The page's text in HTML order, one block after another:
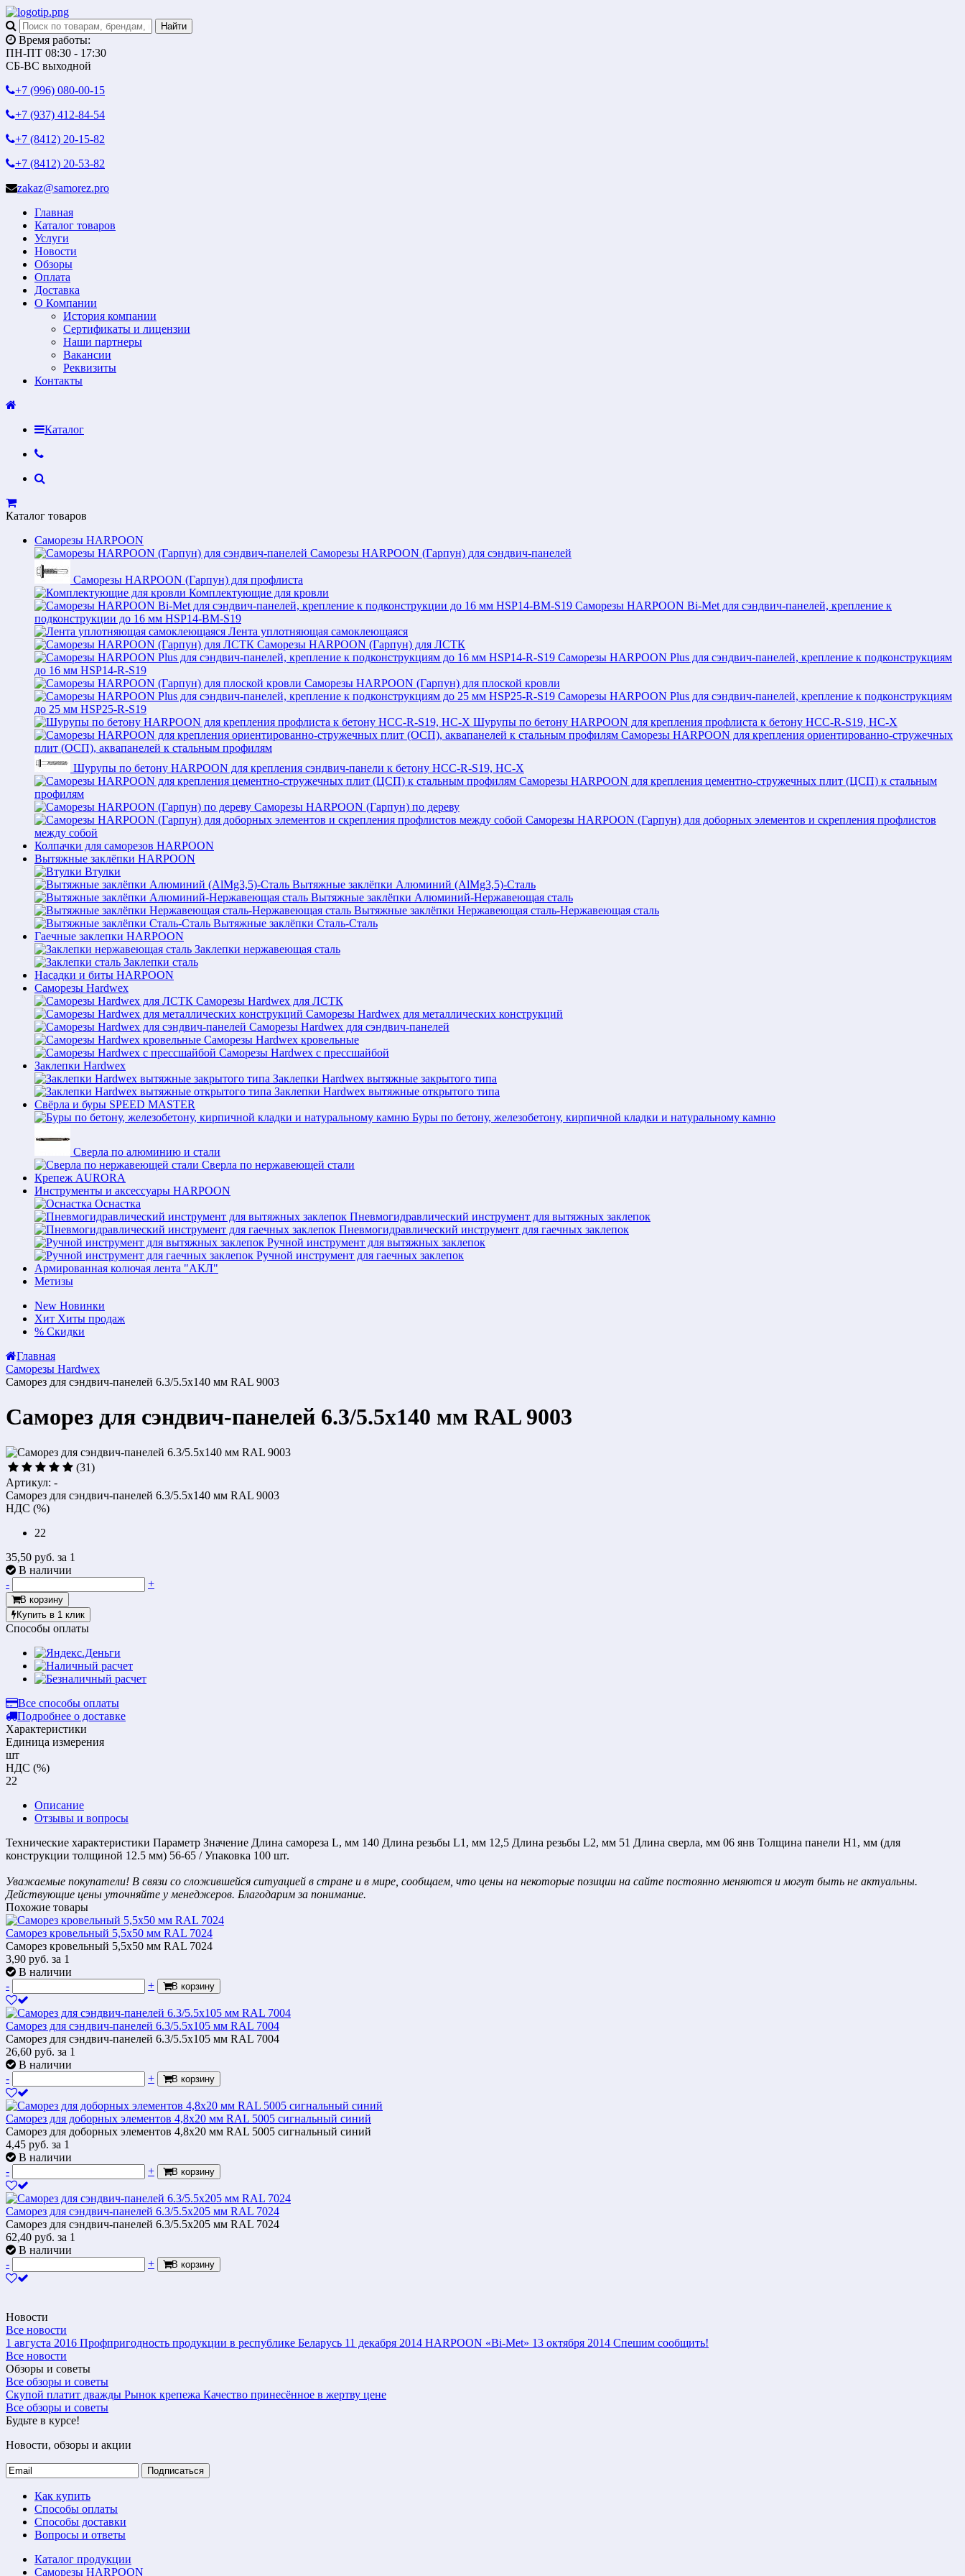
Время работы:
ПН-ПТ 08:30 - 17:30
СБ-ВС выходной
+7 (996) 080-00-15
+7 (937) 412-84-54
+7 (8412) 20-15-82
+7 (8412) 20-53-82
zakaz@samorez.pro
Главная
Каталог товаров
Услуги
Новости
Обзоры
Оплата
Доставка
О Компании
История компании
Сертификаты и лицензии
Наши партнеры
Вакансии
Реквизиты
Контакты
Каталог
Каталог товаров
Саморезы HARPOON
Саморезы HARPOON (Гарпун) для сэндвич-панелей
Саморезы HARPOON (Гарпун) для профлиста
Комплектующие для кровли
Саморезы HARPOON Bi-Met для сэндвич-панелей, крепление к
подконструкции до 16 мм HSP14-BM-S19
Лента уплотняющая самоклеющаяся
Саморезы HARPOON (Гарпун) для ЛСТК
Саморезы HARPOON Plus для сэндвич-панелей, крепление к подконструкциям
до 16 мм HSP14-R-S19
Саморезы HARPOON (Гарпун) для плоской кровли
Саморезы HARPOON Plus для сэндвич-панелей, крепление к подконструкциям
до 25 мм HSP25-R-S19
Шурупы по бетону HARPOON для крепления профлиста к бетону HCC-R-S19, HC-X
Саморезы HARPOON для крепления ориентированно-стружечных
плит (ОСП), аквапанелей к стальным профилям
Шурупы по бетону HARPOON для крепления сэндвич-панели к бетону HCC-R-S19, HC-X
Саморезы HARPOON для крепления цементно-стружечных плит (ЦСП) к стальным
профилям
Саморезы HARPOON (Гарпун) по дереву
Саморезы HARPOON (Гарпун) для доборных элементов и скрепления профлистов
между собой
Колпачки для саморезов HARPOON
Вытяжные заклёпки HARPOON
Втулки
Вытяжные заклёпки Алюминий (AlMg3,5)-Сталь
Вытяжные заклёпки Алюминий-Нержавеющая сталь
Вытяжные заклёпки Нержавеющая сталь-Нержавеющая сталь
Вытяжные заклёпки Сталь-Сталь
Гаечные заклепки HARPOON
Заклепки нержавеющая сталь
Заклепки сталь
Насадки и биты HARPOON
Саморезы Hardwex
Саморезы Hardwex для ЛСТК
Саморезы Hardwex для металлических конструкций
Саморезы Hardwex для сэндвич-панелей
Саморезы Hardwex кровельные
Саморезы Hardwex с прессшайбой
Заклепки Hardwex
Заклепки Hardwex вытяжные закрытого типа
Заклепки Hardwex вытяжные открытого типа
Свёрла и буры SPEED MASTER
Буры по бетону, железобетону, кирпичной кладки и натуральному камню
Сверла по алюминию и стали
Сверла по нержавеющей стали
Крепеж AURORA
Инструменты и аксессуары HARPOON
Оснастка
Пневмогидравлический инструмент для вытяжных заклепок
Пневмогидравлический инструмент для гаечных заклепок
Ручной инструмент для вытяжных заклепок
Ручной инструмент для гаечных заклепок
Армированная колючая лента "АКЛ"
Метизы
New Новинки
Хит Хиты продаж
% Скидки
Главная
Саморезы Hardwex
Саморез для сэндвич-панелей 6.3/5.5х140 мм RAL 9003
Саморез для сэндвич-панелей 6.3/5.5х140 мм RAL 9003
(31)
Артикул: -
Саморез для сэндвич-панелей 6.3/5.5х140 мм RAL 9003
НДС (%)
22
35,50 руб. за 1
В наличии
-
+
В корзину
Купить в 1 клик
Способы оплаты
Все способы оплаты
Подробнее о доставке
Характеристики
Единица измерения
шт
НДС (%)
22
Описание
Отзывы и вопросы
Технические характеристики Параметр Значение Длина самореза L, мм 140 Длина резьбы L1, мм 12,5 Длина резьбы L2, мм 51 Длина сверла, мм 06 янв Толщина панели H1, мм (для
конструкции толщиной 12.5 мм) 56-65 / Упаковка 100 шт.
Уважаемые покупатели! В связи со сложившейся ситуацией в стране и в мире, сообщаем, что цены на некоторые позиции на сайте постоянно меняются и могут быть не актуальны.
Действующие цены уточняйте у менеджеров. Благодарим за понимание.
Похожие товары
Саморез кровельный 5,5x50 мм RAL 7024
Саморез кровельный 5,5x50 мм RAL 7024
3,90 руб. за 1
В наличии
-
+ В корзину
Саморез для сэндвич-панелей 6.3/5.5х105 мм RAL 7004
Саморез для сэндвич-панелей 6.3/5.5х105 мм RAL 7004
26,60 руб. за 1
В наличии
-
+ В корзину
Саморез для доборных элементов 4,8x20 мм RAL 5005 сигнальный синий
Саморез для доборных элементов 4,8x20 мм RAL 5005 сигнальный синий
4,45 руб. за 1
В наличии
-
+ В корзину
Саморез для сэндвич-панелей 6.3/5.5х205 мм RAL 7024
Саморез для сэндвич-панелей 6.3/5.5х205 мм RAL 7024
62,40 руб. за 1
В наличии
-
+ В корзину
Новости
Все новости
1 августа 2016 Профпригодность продукции в республике Беларусь 11 декабря 2014 HARPOON «Bi-Met» 13 октября 2014 Спешим сообщить!
Все новости
Обзоры и советы
Все обзоры и советы
Скупой платит дважды Рынок крепежа Качество принесённое в жертву цене
Все обзоры и советы
Будьте в курсе!
Новости, обзоры и акции
Подписаться
Как купить
Способы оплаты
Способы доставки
Вопросы и ответы
Каталог продукции
Саморезы HARPOON